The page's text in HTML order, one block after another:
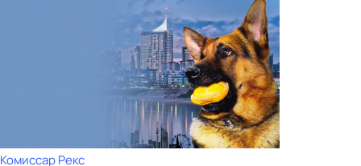
Комиссар Рекс